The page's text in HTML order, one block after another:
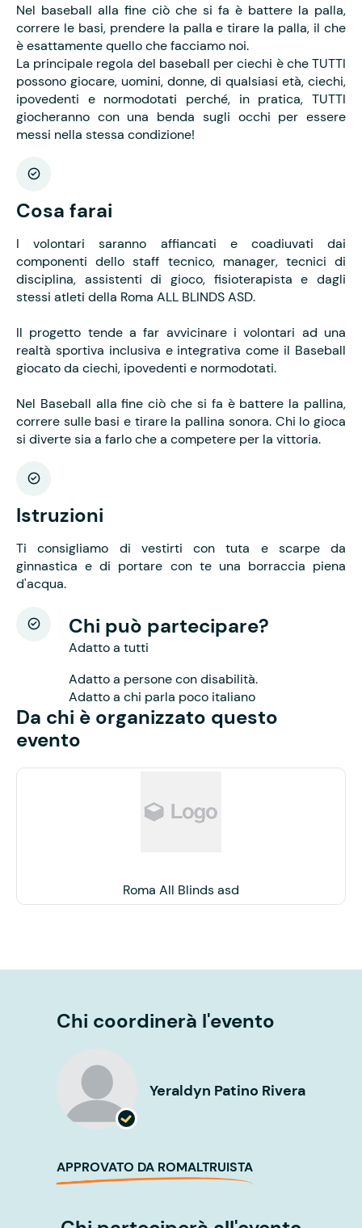
Nel baseball alla fine ciò che si fa è battere la palla,
correre le basi, prendere la palla e tirare la palla, il che
è esattamente quello che facciamo noi.
La principale regola del baseball per ciechi è che TUTTI
possono giocare, uomini, donne, di qualsiasi età, ciechi,
ipovedenti e normodotati perché, in pratica, TUTTI
giocheranno con una benda sugli occhi per essere
messi nella stessa condizione!
Cosa farai
I volontari saranno affiancati e coadiuvati dai
componenti dello staff tecnico, manager, tecnici di
disciplina, assistenti di gioco, fisioterapista e dagli
stessi atleti della Roma ALL BLINDS ASD.
Il progetto tende a far avvicinare i volontari ad una
realtà sportiva inclusiva e integrativa come il Baseball
giocato da ciechi, ipovedenti e normodotati.
Nel Baseball alla fine ciò che si fa è battere la pallina,
correre sulle basi e tirare la pallina sonora. Chi lo gioca
si diverte sia a farlo che a competere per la vittoria.
Istruzioni
Ti consigliamo di vestirti con tuta e scarpe da
ginnastica e di portare con te una borraccia piena
d'acqua.
Chi può partecipare?
Adatto a tutti
Adatto a persone con disabilità.
Adatto a chi parla poco italiano
Da chi è organizzato questo
evento
Roma All Blinds asd
Chi coordinerà l'evento
Yeraldyn Patino Rivera
APPROVATO DA ROMALTRUISTA